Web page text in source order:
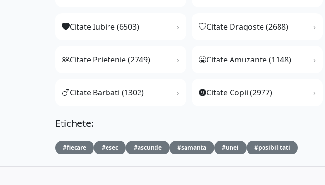
Citate Iubire (6503) Citate Dragoste (2688)
Citate Prietenie (2749) Citate Amuzante (1148)
Citate Barbati (1302) Citate Copii (2977)
Etichete:
#fiecare #esec #ascunde #samanta #unei #posibilitati